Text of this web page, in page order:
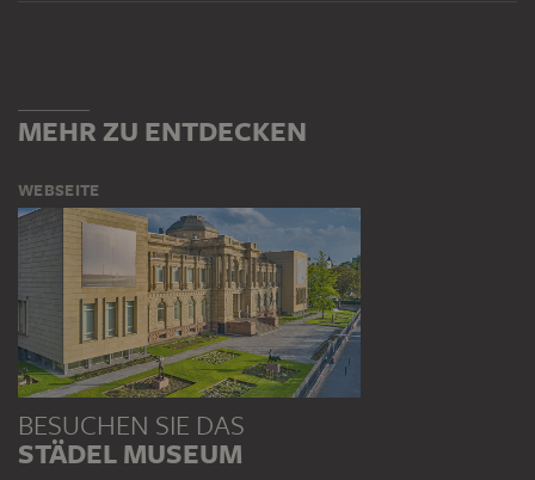
MEHR ZU ENTDECKEN
WEBSEITE
BESUCHEN SIE DAS
STÄDEL MUSEUM